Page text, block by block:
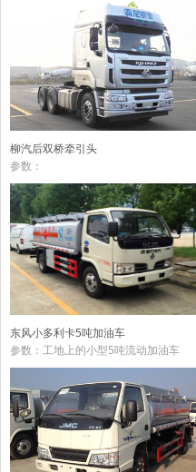
柳汽后双桥牵引头
参数：
东风小多利卡5吨加油车
参数：工地上的小型5吨流动加油车